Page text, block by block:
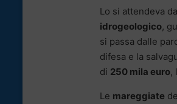
Lo si attendeva
idrogeologico,
si passa dalle
difesa e la
di 250 mila euro,
Le mareggiate